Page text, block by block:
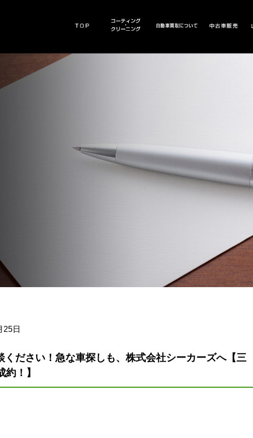
25日
ください！急な車探しも、株式会社シーカーズへ【三
！】